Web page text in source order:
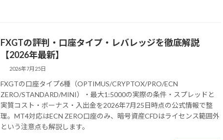
FXGTの評判・口座タイプ・レバレッジを徹底解説
【2026年最新】
2026年7月25日
FXGTの口座タイプ6種（OPTIMUS/CRYPTOX/PRO/ECN
ZERO/STANDARD/MINI）・最大1:5000の実際の条件・スプレッドと
実質コスト・ボーナス・入出金を2026年7月25日時点の公式情報で整
理。MT4対応はECN ZERO口座のみ、暗号資産CFDはライセンス範囲外
という注意点も解説します。